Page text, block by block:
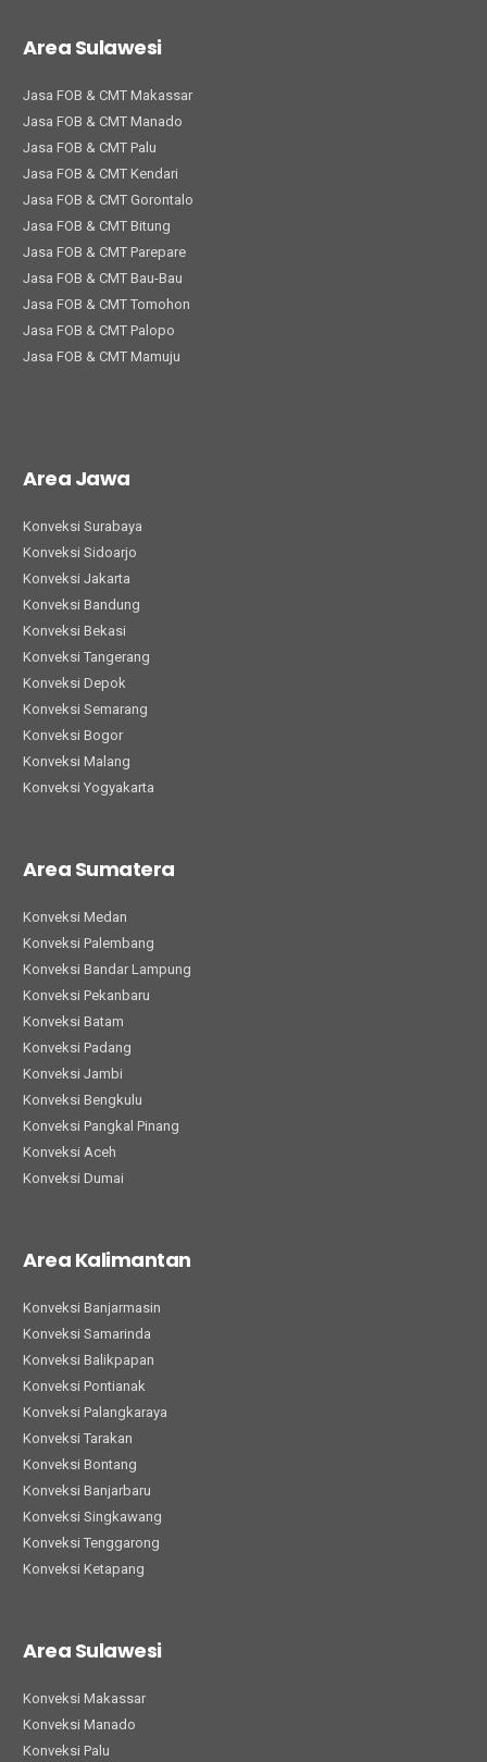
Area Sulawesi
Jasa FOB & CMT Makassar
Jasa FOB & CMT Manado
Jasa FOB & CMT Palu
Jasa FOB & CMT Kendari
Jasa FOB & CMT Gorontalo
Jasa FOB & CMT Bitung
Jasa FOB & CMT Parepare
Jasa FOB & CMT Bau-Bau
Jasa FOB & CMT Tomohon
Jasa FOB & CMT Palopo
Jasa FOB & CMT Mamuju
Area Jawa
Konveksi Surabaya
Konveksi Sidoarjo
Konveksi Jakarta
Konveksi Bandung
Konveksi Bekasi
Konveksi Tangerang
Konveksi Depok
Konveksi Semarang
Konveksi Bogor
Konveksi Malang
Konveksi Yogyakarta
Area Sumatera
Konveksi Medan
Konveksi Palembang
Konveksi Bandar Lampung
Konveksi Pekanbaru
Konveksi Batam
Konveksi Padang
Konveksi Jambi
Konveksi Bengkulu
Konveksi Pangkal Pinang
Konveksi Aceh
Konveksi Dumai
Area Kalimantan
Konveksi Banjarmasin
Konveksi Samarinda
Konveksi Balikpapan
Konveksi Pontianak
Konveksi Palangkaraya
Konveksi Tarakan
Konveksi Bontang
Konveksi Banjarbaru
Konveksi Singkawang
Konveksi Tenggarong
Konveksi Ketapang
Area Sulawesi
Konveksi Makassar
Konveksi Manado
Konveksi Palu